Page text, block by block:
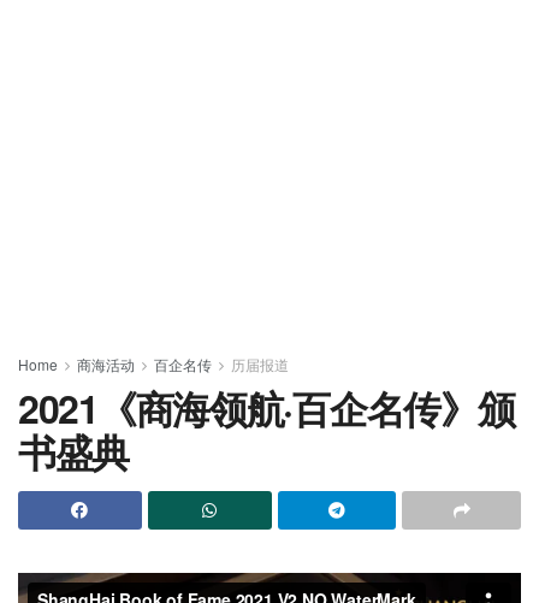
Home 商海活动 百企名传 历届报道
2021《商海领航·百企名传》颁
书盛典